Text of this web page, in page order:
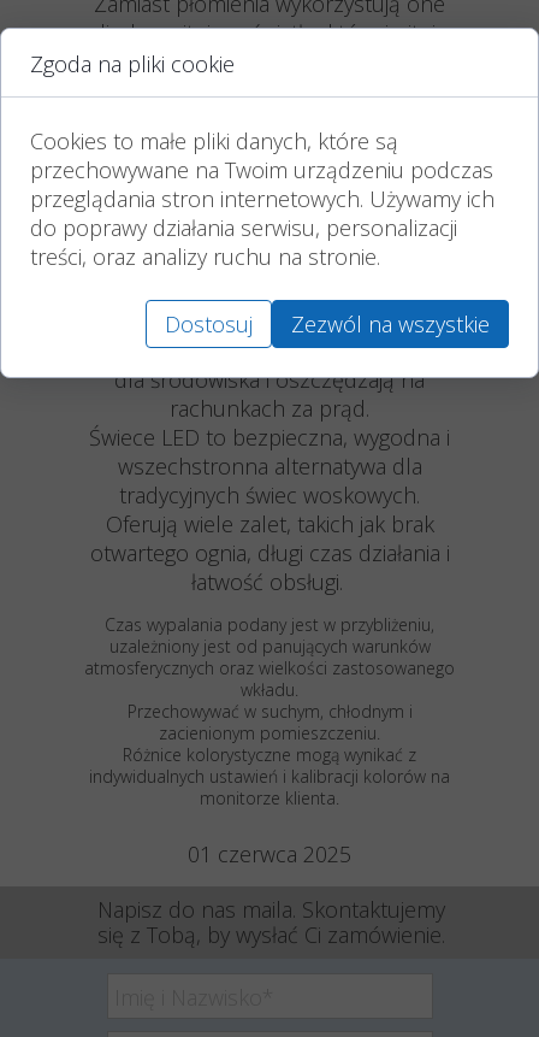
diody emitujące światło, które imitują
płomień. Mają wiele zalet. Są znane z
długiej żywotności, co oznacza, że ​​
godzin bez konieczności wymiany
żarówki. Świece LED nie generują
prawdziwego ognia, więc nie ma
ryzyka pożaru ani związanych z nim
zagrożeń. W porównaniu do
tradycyjnych świec woskowych, świece
LED zużywają znacznie mniej energii,
co sprawia, że ​​są bardziej przyjazne
dla środowiska i oszczędzają na
rachunkach za prąd.
Świece LED to bezpieczna, wygodna i
wszechstronna alternatywa dla
tradycyjnych świec woskowych.
Oferują wiele zalet, takich jak brak
otwartego ognia, długi czas działania i
łatwość obsługi.
Czas wypalania podany jest w przybliżeniu,
uzależniony jest od panujących warunków
atmosferycznych oraz wielkości zastosowanego
wkładu.
Przechowywać w suchym, chłodnym i
zacienionym pomieszczeniu.
Różnice kolorystyczne mogą wynikać z
indywidualnych ustawień i kalibracji kolorów na
monitorze klienta.
01 czerwca 2025
Napisz do nas maila. Skontaktujemy
się z Tobą, by wysłać Ci zamówienie.
Zgoda na pliki cookie
Cookies to małe pliki danych, które są
przechowywane na Twoim urządzeniu podczas
przeglądania stron internetowych. Używamy ich
do poprawy działania serwisu, personalizacji
treści, oraz analizy ruchu na stronie.
Dostosuj Zezwól na wszystkie